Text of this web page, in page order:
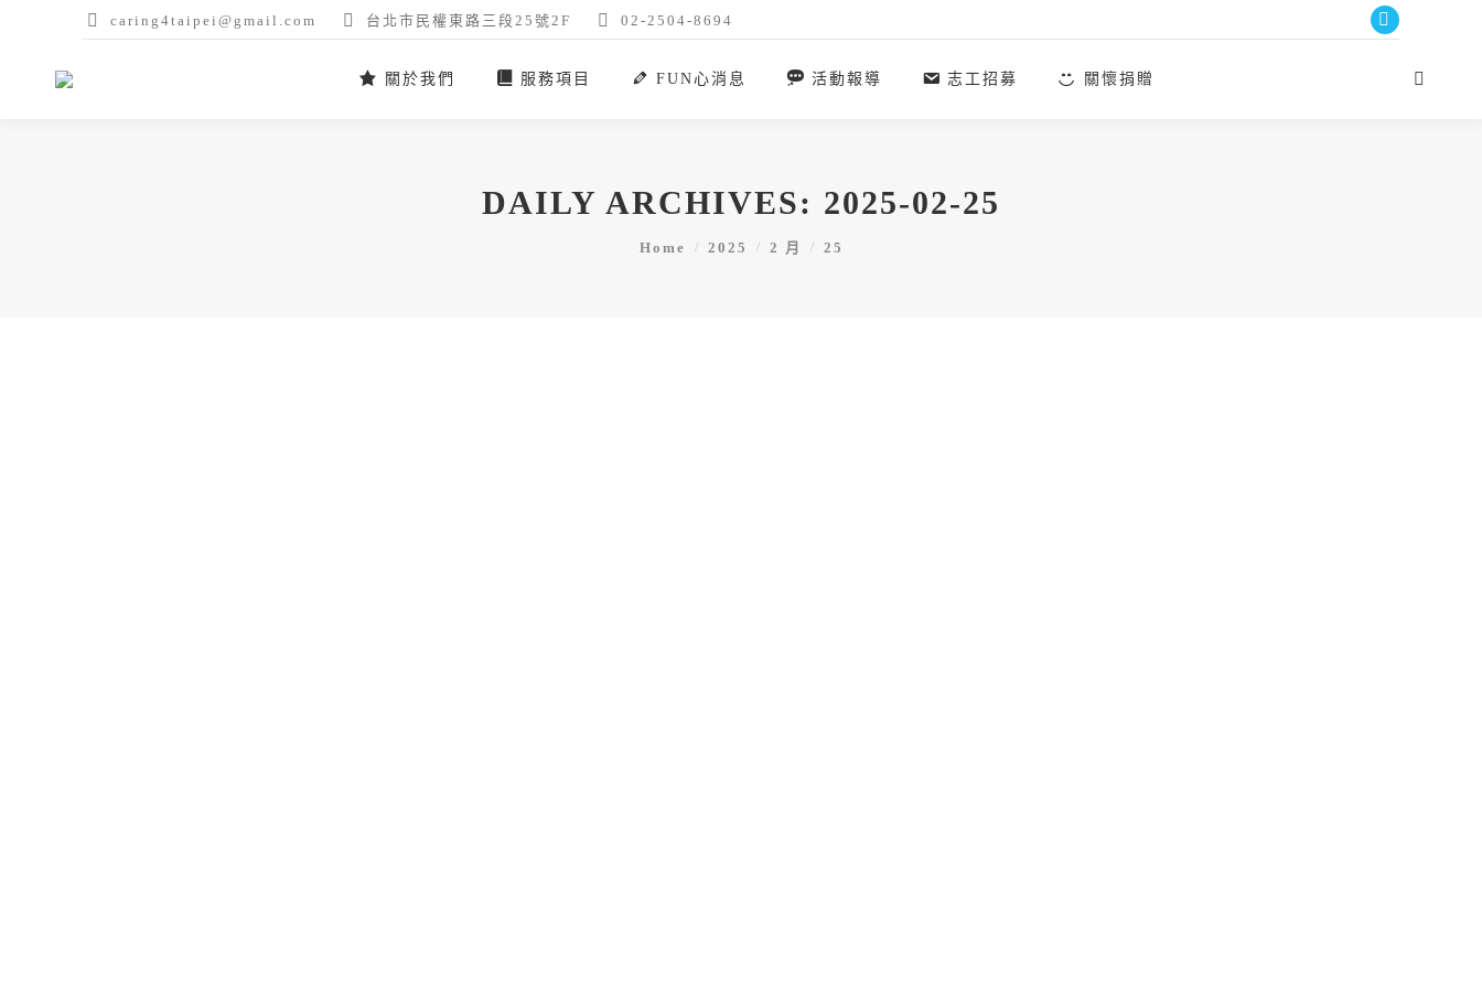
caring4taipei@gmail.com 台北市民權東路三段25號2F 02-2504-8694
Facebook
opens
關於我們 服務項目 FUN心消息 活動報導 志工招募 關懷捐贈 Search:
DAILY ARCHIVES: 2025-02-25
You are here:
Home 2025 2 月 25